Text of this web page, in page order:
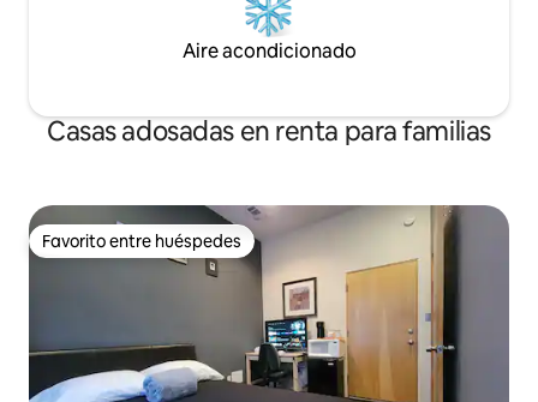
Aire acondicionado
Casas adosadas en renta para familias
Favorito entre huéspedes
Favorito entre huéspedes